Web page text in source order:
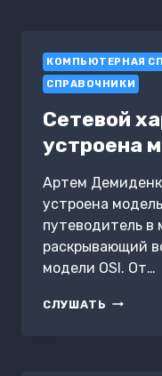
КОМПЬЮТЕРНАЯ
СПРАВОЧНИКИ
Сетевой
устроена
Артем
устроена
путеводитель в
раскрывающий
модели OSI. От…
СЛУШАТЬ СЕТЕВОЙ